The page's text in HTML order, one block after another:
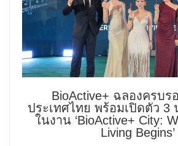
BioActive+ ฉลองครบร
ประเทศไทย พร้อมเปิดตัว 3
ในงาน ‘BioActive+ City:
Living Begins’